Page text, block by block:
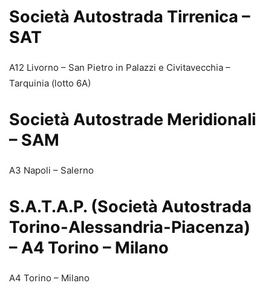
Società Autostrada Tirrenica –
SAT
A12 Livorno – San Pietro in Palazzi e Civitavecchia –
Tarquinia (lotto 6A)
Società Autostrade Meridionali
– SAM
A3 Napoli – Salerno
S.A.T.A.P. (Società Autostrada
Torino-Alessandria-Piacenza)
– A4 Torino – Milano
A4 Torino – Milano